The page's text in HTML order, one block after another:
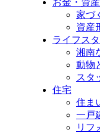
家づ
資産
ライフス
湘南
動物
スタ
住宅
住ま
一戸
リフ